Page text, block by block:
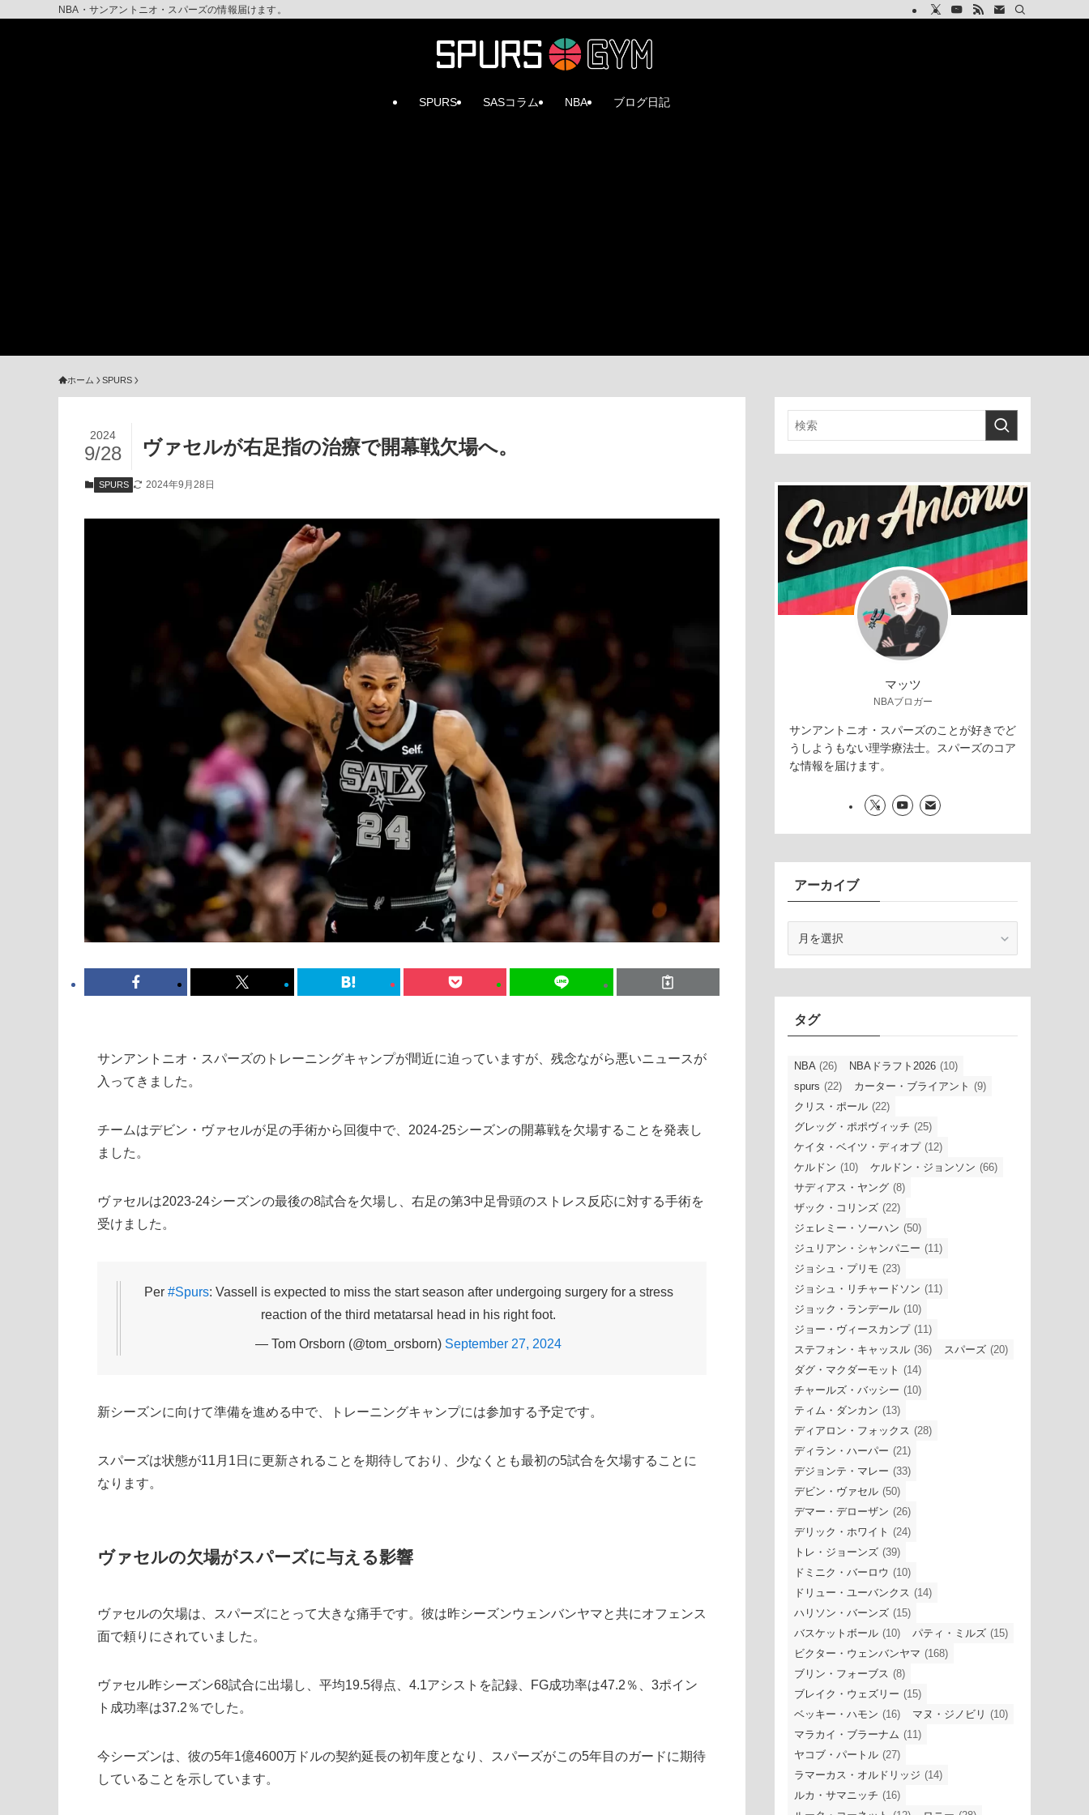
NBA・サンアントニオ・スパーズの情報届けます。
SPURS SASコラム NBA ブログ日記
ホーム SPURS
ヴァセルが右足指の治療で開幕戦欠場へ。
2024
9/28
SPURS 2024年9月28日
サンアントニオ・スパーズのトレーニングキャンプが間近に迫っていますが、残念ながら悪いニュースが
入ってきました。
チームはデビン・ヴァセルが足の手術から回復中で、2024-25シーズンの開幕戦を欠場することを発表し
ました。
ヴァセルは2023-24シーズンの最後の8試合を欠場し、右足の第3中足骨頭のストレス反応に対する手術を
受けました。
Per #Spurs: Vassell is expected to miss the start season after undergoing surgery for a stress
reaction of the third metatarsal head in his right foot.
— Tom Orsborn (@tom_orsborn) September 27, 2024
新シーズンに向けて準備を進める中で、トレーニングキャンプには参加する予定です。
スパーズは状態が11月1日に更新されることを期待しており、少なくとも最初の5試合を欠場することに
なります。
ヴァセルの欠場がスパーズに与える影響
ヴァセルの欠場は、スパーズにとって大きな痛手です。彼は昨シーズンウェンバンヤマと共にオフェンス
面で頼りにされていました。
ヴァセル昨シーズン68試合に出場し、平均19.5得点、4.1アシストを記録、FG成功率は47.2％、3ポイン
ト成功率は37.2％でした。
今シーズンは、彼の5年1億4600万ドルの契約延長の初年度となり、スパーズがこの5年目のガードに期待
していることを示しています。
マッツ
NBAブロガー
サンアントニオ・スパーズのことが好きでど
うしようもない理学療法士。スパーズのコア
な情報を届けます。
アーカイブ
ブ
タグ
NBA (26) NBAドラフト2026 (10)
spurs (22) カーター・ブライアント (9)
クリス・ポール (22)
グレッグ・ポポヴィッチ (25)
ケイタ・ベイツ・ディオプ (12)
ケルドン (10) ケルドン・ジョンソン (66)
サディアス・ヤング (8)
ザック・コリンズ (22)
ジェレミー・ソーハン (50)
ジュリアン・シャンパニー (11)
ジョシュ・プリモ (23)
ジョシュ・リチャードソン (11)
ジョック・ランデール (10)
ジョー・ヴィースカンプ (11)
ステフォン・キャッスル (36) スパーズ (20)
ダグ・マクダーモット (14)
チャールズ・バッシー (10)
ティム・ダンカン (13)
ディアロン・フォックス (28)
ディラン・ハーパー (21)
デジョンテ・マレー (33)
デビン・ヴァセル (50)
デマー・デローザン (26)
デリック・ホワイト (24)
トレ・ジョーンズ (39)
ドミニク・バーロウ (10)
ドリュー・ユーバンクス (14)
ハリソン・バーンズ (15)
バスケットボール (10) パティ・ミルズ (15)
ビクター・ウェンバンヤマ (168)
ブリン・フォーブス (8)
ブレイク・ウェズリー (15)
ベッキー・ハモン (16) マヌ・ジノビリ (10)
マラカイ・ブラーナム (11)
ヤコブ・パートル (27)
ラマーカス・オルドリッジ (14)
ルカ・サマニッチ (16)